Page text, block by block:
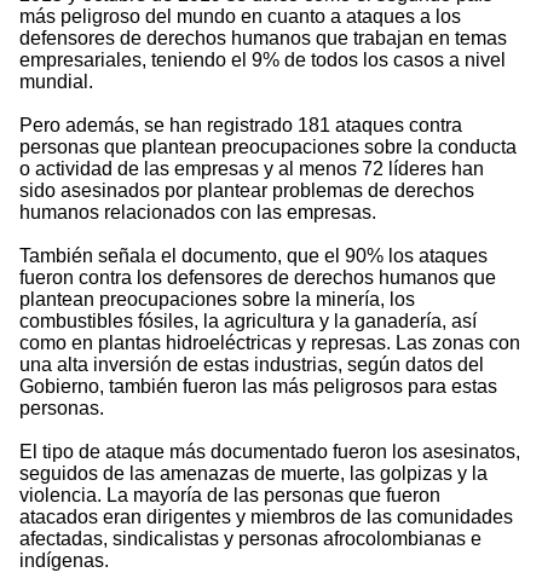
más peligroso del mundo en cuanto a ataques a los
defensores de derechos humanos que trabajan en temas
empresariales, teniendo el 9% de todos los casos a nivel
mundial.
Pero además, se han registrado 181 ataques contra
personas que plantean preocupaciones sobre la conducta
o actividad de las empresas y al menos 72 líderes han
sido asesinados por plantear problemas de derechos
humanos relacionados con las empresas.
También señala el documento, que el 90% los ataques
fueron contra los defensores de derechos humanos que
plantean preocupaciones sobre la minería, los
combustibles fósiles, la agricultura y la ganadería, así
como en plantas hidroeléctricas y represas. Las zonas con
una alta inversión de estas industrias, según datos del
Gobierno, también fueron las más peligrosos para estas
personas.
El tipo de ataque más documentado fueron los asesinatos,
seguidos de las amenazas de muerte, las golpizas y la
violencia. La mayoría de las personas que fueron
atacados eran dirigentes y miembros de las comunidades
afectadas, sindicalistas y personas afrocolombianas e
indígenas.